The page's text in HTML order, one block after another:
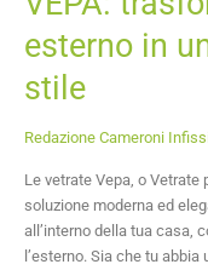
esterno in
stile
Redazione Cameroni
Le vetrate Vepa, o
soluzione moderna ed
all’interno della tua casa,
l’esterno. Sia che tu
stile